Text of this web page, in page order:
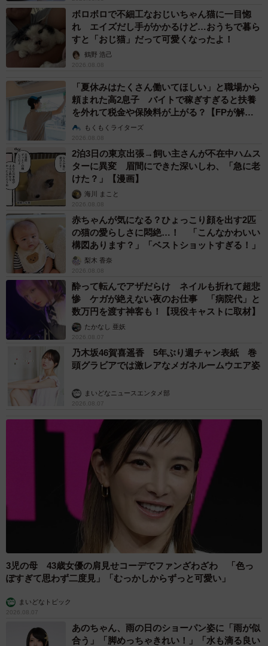
ボロボロで不細工なおじいちゃん猫に一目惚
れ エイズだし手がかかるけど…おうちで暮ら
すと「おじ猫」だって可愛くなったよ！
鶴野 浩己
2026.08.08
「夏休みはたくさん働いてほしい」と職場から
頼まれた高2息子 バイトで稼ぎすぎると扶養
を外れて税金や保険料が上がる？【FPが解
説】もくもくライターズ
2026.08.08
2泊3日の東京出張→飼い主さんが不在中ハムス
ターに異変 眉間にできた深いしわ、「急に老
けた？」【漫画】
海川 まこと
2026.08.08
赤ちゃんが気になる？ひょっこり顔を出す2匹
の猫の愛らしさに悶絶…！ 「こんなかわいい
構図あります？」「ベストショットすぎる！」
梨木 香奈
2026.08.08
酔って転んでアザだらけ ネイルも折れて超悲
惨 ケガが絶えない夜のお仕事 「病院代」と
数万円を渡す神客も！【現役キャストに取材】
たかなし 亜妖
2026.08.07
乃木坂46賀喜遥香 5年ぶり週チャン表紙 巻
頭グラビアでは激レアなメガネルームウエア姿
まいどなニュースエンタメ部
2026.08.07
3児の母 43歳女優の肩見せコーデでファンざわざわ 「色っ
ぽすぎて思わず二度見」「むっかしからずっと可愛い」
まいどなトピック
2026.08.07
あのちゃん、雨の日のショーパン姿に「雨が似
合う」「脚めっちゃきれい！」「水も滴る良い